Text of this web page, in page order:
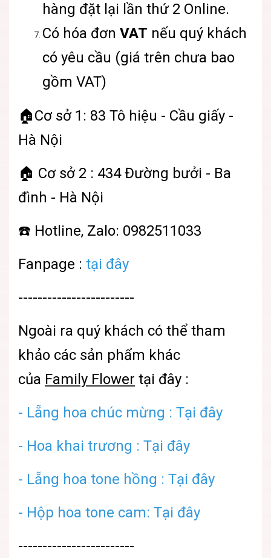
hàng đặt lại lần thứ 2 Online.
Có hóa đơn VAT nếu quý khách
có yêu cầu (giá trên chưa bao
gồm VAT)
🏠Cơ sở 1: 83 Tô hiệu - Cầu giấy -
Hà Nội
🏠 Cơ sở 2 : 434 Đường bưởi - Ba
đình - Hà Nội
☎️ Hotline, Zalo: 0982511033
Fanpage : tại đây
------------------------
Ngoài ra quý khách có thể tham
khảo các sản phẩm khác
của Family Flower tại đây :
- Lẵng hoa chúc mừng : Tại đây
- Hoa khai trương : Tại đây
- Lẵng hoa tone hồng : Tại đây
- Hộp hoa tone cam: Tại đây
------------------------